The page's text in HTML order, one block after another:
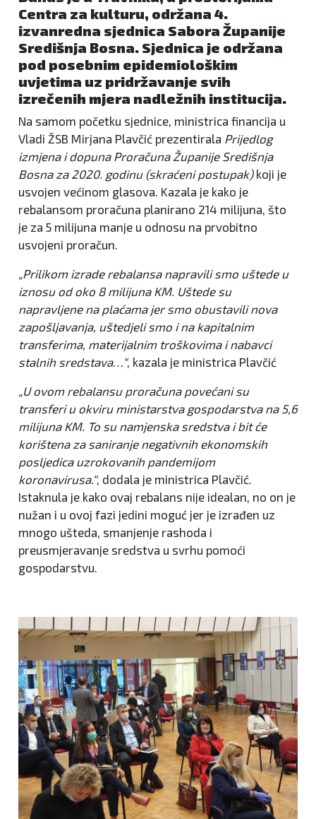
Centra za kulturu, održana 4.
izvanredna sjednica Sabora Županije
Središnja Bosna. Sjednica je održana
pod posebnim epidemiološkim
uvjetima uz pridržavanje svih
izrečenih mjera nadležnih institucija.
Na samom početku sjednice, ministrica financija u
Vladi ŽSB Mirjana Plavčić prezentirala Prijedlog
izmjena i dopuna Proračuna Županije Središnja
Bosna za 2020. godinu (skraćeni postupak)koji je
usvojen većinom glasova. Kazala je kako je
rebalansom proračuna planirano 214 milijuna, što
je za 5 milijuna manje u odnosu na prvobitno
usvojeni proračun.
„Prilikom izrade rebalansa napravili smo uštede u
iznosu od oko 8 milijuna KM. Uštede su
napravljene na plaćama jer smo obustavili nova
zapošljavanja, uštedjeli smo i na kapitalnim
transferima, materijalnim troškovima i nabavci
stalnih sredstava…“, kazala je ministrica Plavčić
„U ovom rebalansu proračuna povećani su
transferi u okviru ministarstva gospodarstva na 5,6
milijuna KM. To su namjenska sredstva i bit će
korištena za saniranje negativnih ekonomskih
posljedica uzrokovanih pandemijom
koronavirusa.“, dodala je ministrica Plavčić.
Istaknula je kako ovaj rebalans nije idealan, no on je
nužan i u ovoj fazi jedini moguć jer je izrađen uz
mnogo ušteda, smanjenje rashoda i
preusmjeravanje sredstva u svrhu pomoći
gospodarstvu.